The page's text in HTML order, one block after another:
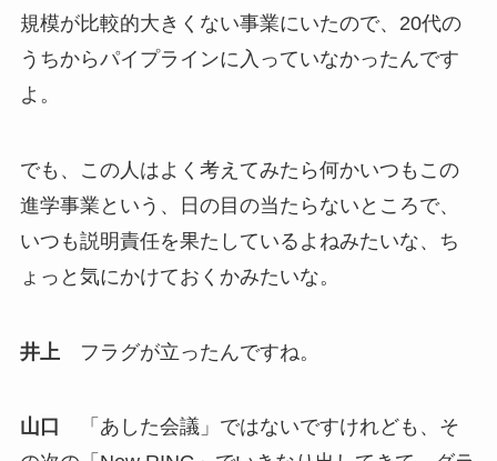
規模が比較的大きくない事業にいたので、20代の
うちからパイプラインに入っていなかったんです
よ。
でも、この人はよく考えてみたら何かいつもこの
進学事業という、日の目の当たらないところで、
いつも説明責任を果たしているよねみたいな、ち
ょっと気にかけておくかみたいな。
井上 フラグが立ったんですね。
山口
「あした会議」ではないですけれども、そ